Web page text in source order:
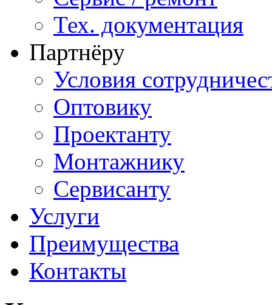
Тех. документация
Партнёру
Условия
Оптовику
Проектанту
Монтажнику
Сервисанту
Услуги
Преимущества
Контакты